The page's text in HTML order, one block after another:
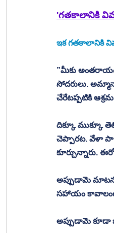
'గతకాలానికి
ఇక గతకాలానికి
”మీకు
సోదరులు.
చేరేటప్పటికి
దిక్కూ ముక్కూ
చెప్పారట. వేళా
కూర్చున్నారు.
అప్పుడామె
సహాయం
అప్పుడామె కూడా